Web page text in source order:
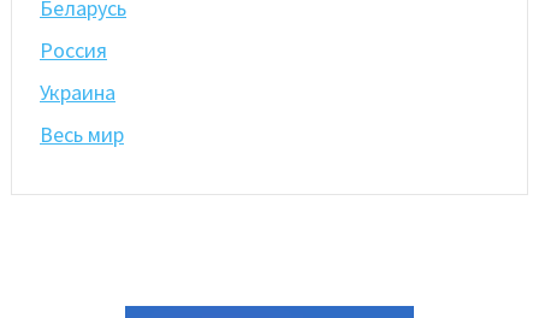
Беларусь
Россия
Украина
Весь мир